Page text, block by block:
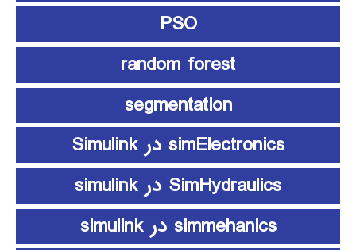
PSO
random forest
segmentation
simElectronics در Simulink
SimHydraulics در simulink
simmehanics در simulink